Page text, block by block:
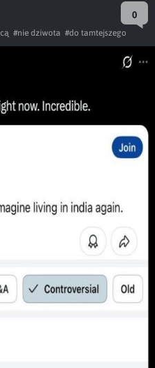
0
#nie dziwota #do tamtejszego